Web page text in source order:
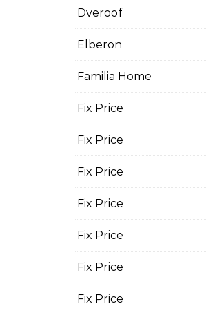
Dveroof
Elberon
Familia Home
Fix Price
Fix Price
Fix Price
Fix Price
Fix Price
Fix Price
Fix Price